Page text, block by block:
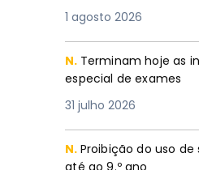
1 agosto 2026
N. Terminam hoje as
especial de exames
31 julho 2026
N. Proibição do uso